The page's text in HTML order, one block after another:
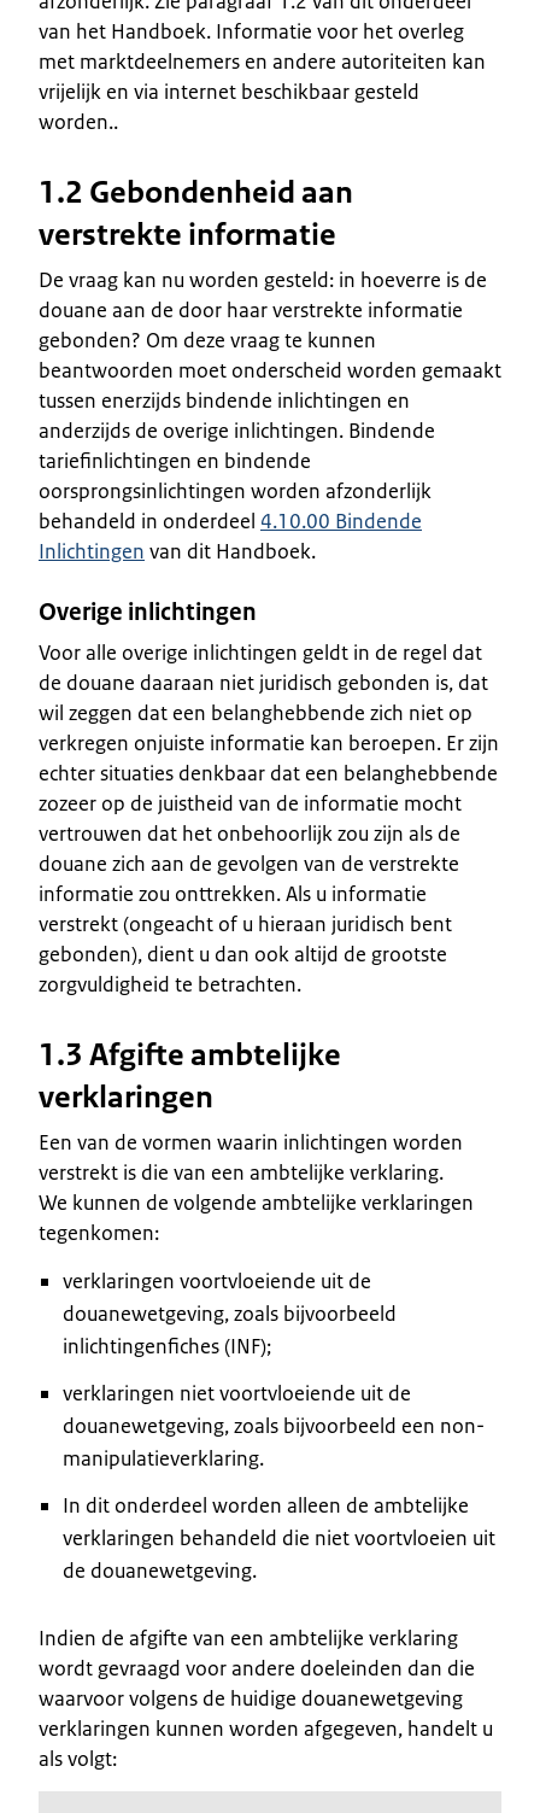
van het Handboek. Informatie voor het overleg
met marktdeelnemers en andere autoriteiten kan
vrijelijk en via internet beschikbaar gesteld
worden..
1.2 Gebondenheid aan
verstrekte informatie
De vraag kan nu worden gesteld: in hoeverre is de
douane aan de door haar verstrekte informatie
gebonden? Om deze vraag te kunnen
beantwoorden moet onderscheid worden gemaakt
tussen enerzijds bindende inlichtingen en
anderzijds de overige inlichtingen. Bindende
tariefinlichtingen en bindende
oorsprongsinlichtingen worden afzonderlijk
behandeld in onderdeel 4.10.00 Bindende
Inlichtingen van dit Handboek.
Overige inlichtingen
Voor alle overige inlichtingen geldt in de regel dat
de douane daaraan niet juridisch gebonden is, dat
wil zeggen dat een belanghebbende zich niet op
verkregen onjuiste informatie kan beroepen. Er zijn
echter situaties denkbaar dat een belanghebbende
zozeer op de juistheid van de informatie mocht
vertrouwen dat het onbehoorlijk zou zijn als de
douane zich aan de gevolgen van de verstrekte
informatie zou onttrekken. Als u informatie
verstrekt (ongeacht of u hieraan juridisch bent
gebonden), dient u dan ook altijd de grootste
zorgvuldigheid te betrachten.
1.3 Afgifte ambtelijke
verklaringen
Een van de vormen waarin inlichtingen worden
verstrekt is die van een ambtelijke verklaring.
We kunnen de volgende ambtelijke verklaringen
tegenkomen:
verklaringen voortvloeiende uit de
douanewetgeving, zoals bijvoorbeeld
inlichtingenfiches (INF);
verklaringen niet voortvloeiende uit de
douanewetgeving, zoals bijvoorbeeld een non-
manipulatieverklaring.
In dit onderdeel worden alleen de ambtelijke
verklaringen behandeld die niet voortvloeien uit
de douanewetgeving.
Indien de afgifte van een ambtelijke verklaring
wordt gevraagd voor andere doeleinden dan die
waarvoor volgens de huidige douanewetgeving
verklaringen kunnen worden afgegeven, handelt u
als volgt: